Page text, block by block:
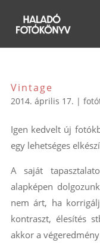
Vintage
2014. április 17. |
Igen kedvelt új
egy lehetséges
A saját
alapképen
nem árt, ha
kontraszt, élesítés
akkor a